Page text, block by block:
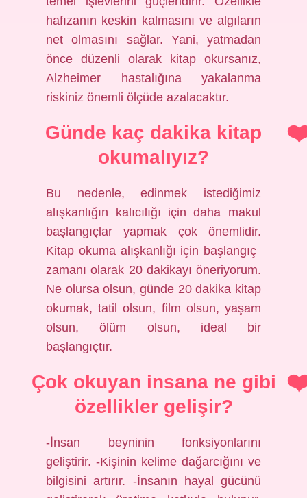
hafızanın keskin kalmasını ve algıların
net olmasını sağlar. Yani, yatmadan
önce düzenli olarak kitap okursanız,
Alzheimer hastalığına yakalanma
riskiniz önemli ölçüde azalacaktır.
Günde kaç dakika kitap
okumalıyız?
Bu nedenle, edinmek istediğimiz
alışkanlığın kalıcılığı için daha makul
başlangıçlar yapmak çok önemlidir.
Kitap okuma alışkanlığı için başlangıç ​​
zamanı olarak 20 dakikayı öneriyorum.
Ne olursa olsun, günde 20 dakika kitap
okumak, tatil olsun, film olsun, yaşam
olsun, ölüm olsun, ideal bir
başlangıçtır.
Çok okuyan insana ne gibi
özellikler gelişir?
-İnsan beyninin fonksiyonlarını
geliştirir. -Kişinin kelime dağarcığını ve
bilgisini artırır. -İnsanın hayal gücünü